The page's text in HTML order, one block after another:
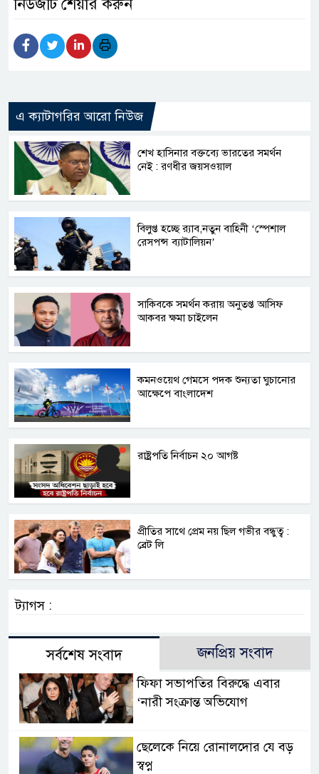
এ ক্যাটাগরির আরো নিউজ
শেখ হাসিনার বক্তব্যে ভারতের সমর্থন
নেই : রণধীর জয়সওয়াল
বিলুপ্ত হচ্ছে র‍্যাব,নতুন বাহিনী ‘স্পেশাল
রেসপন্স ব্যাটালিয়ন’
সাকিবকে সমর্থন করায় অনুতপ্ত আসিফ
আকবর ক্ষমা চাইলেন
কমনওয়েথ গেমসে পদক শুন্যতা ঘুচানোর
আক্ষেপে বাংলাদেশ
রাষ্ট্রপতি নির্বাচন ২০ আগষ্ট
প্রীতির সাথে প্রেম নয় ছিল গভীর বন্ধুত্ব :
ব্রেট লি
ট্যাগস :
সর্বশেষ সংবাদ জনপ্রিয় সংবাদ
ফিফা সভাপতির বিরুদ্ধে এবার
‘নারী সংক্রান্ত অভিযোগ
ছেলেকে নিয়ে রোনালদোর যে বড়
স্বপ্ন